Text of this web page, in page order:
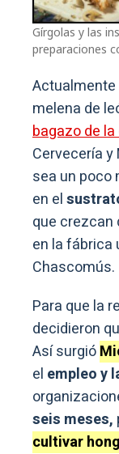
Gírgolas y las
preparaciones
Actualmente
melena de
bagazo de
Cervecería
sea un poco
en el
que crezcan
en la fábrica
Chascomús.
Para que la
decidieron
Así surgió
el empleo y
seis meses,
cultivar